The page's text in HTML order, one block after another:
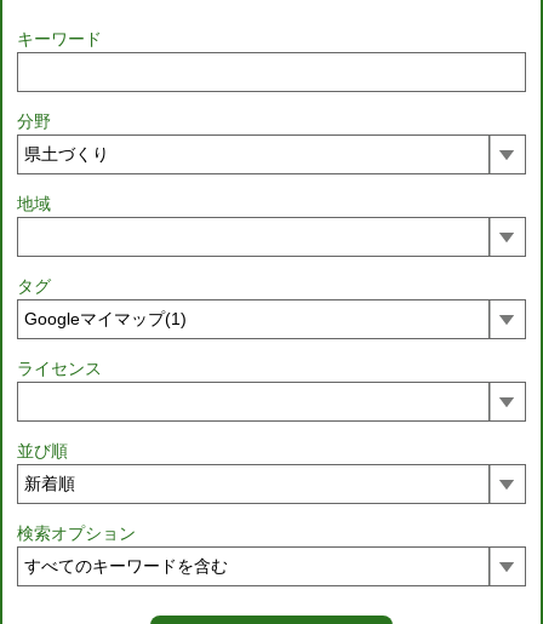
キーワード
分野
地域
タグ
ライセンス
並び順
検索オプション